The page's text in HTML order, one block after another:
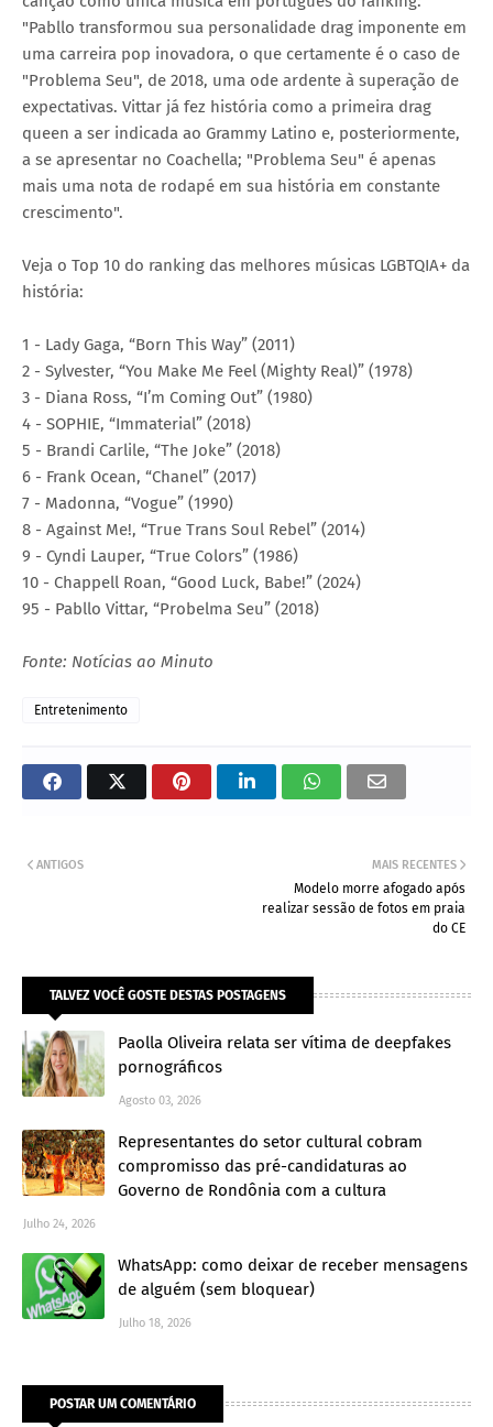
"Pabllo transformou sua personalidade drag imponente em
uma carreira pop inovadora, o que certamente é o caso de
"Problema Seu", de 2018, uma ode ardente à superação de
expectativas. Vittar já fez história como a primeira drag
queen a ser indicada ao Grammy Latino e, posteriormente,
a se apresentar no Coachella; "Problema Seu" é apenas
mais uma nota de rodapé em sua história em constante
crescimento".
Veja o Top 10 do ranking das melhores músicas LGBTQIA+ da
história:
1 - Lady Gaga, “Born This Way” (2011)
2 - Sylvester, “You Make Me Feel (Mighty Real)” (1978)
3 - Diana Ross, “I’m Coming Out” (1980)
4 - SOPHIE, “Immaterial” (2018)
5 - Brandi Carlile, “The Joke” (2018)
6 - Frank Ocean, “Chanel” (2017)
7 - Madonna, “Vogue” (1990)
8 - Against Me!, “True Trans Soul Rebel” (2014)
9 - Cyndi Lauper, “True Colors” (1986)
10 - Chappell Roan, “Good Luck, Babe!” (2024)
95 - Pabllo Vittar, “Probelma Seu” (2018)
Fonte: Notícias ao Minuto
Entretenimento
MAIS RECENTES
Modelo morre afogado após
realizar sessão de fotos em praia
do CE
ANTIGOS
TALVEZ VOCÊ GOSTE DESTAS POSTAGENS
Paolla Oliveira relata ser vítima de deepfakes
pornográficos
Agosto 03, 2026
Representantes do setor cultural cobram
compromisso das pré-candidaturas ao
Governo de Rondônia com a cultura
Julho 24, 2026
WhatsApp: como deixar de receber mensagens
de alguém (sem bloquear)
Julho 18, 2026
POSTAR UM COMENTÁRIO